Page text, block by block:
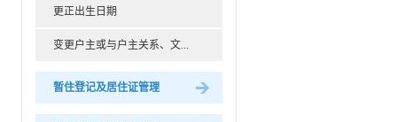
更正出生日期
变更户主或与户主关系、文...
暂住登记及居住证管理